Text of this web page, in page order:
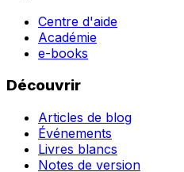
Centre d'aide
Académie
e-books
Découvrir
Articles de blog
Événements
Livres blancs
Notes de version